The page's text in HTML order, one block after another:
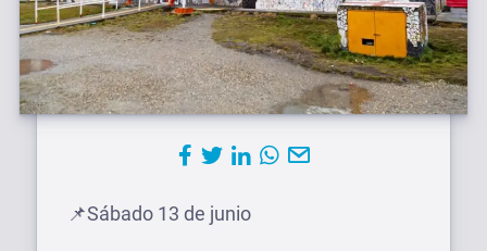
📌Sábado 13 de junio